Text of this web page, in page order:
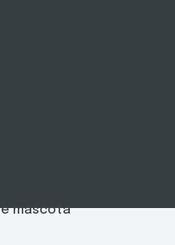
mascota